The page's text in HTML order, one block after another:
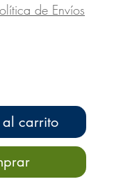
de Envíos
carrito